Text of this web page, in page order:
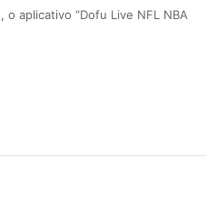
aplicativo “Dofu Live NFL NBA